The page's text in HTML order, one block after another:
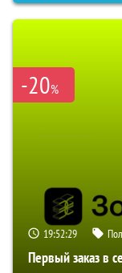
-20%
19:52:27
Первый заказ в